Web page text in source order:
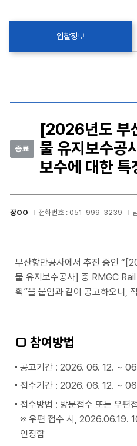
입찰정보
종료
[2026년도 부
물 유지보수
보수에 대한 특
장OO 전화번호 : 051-999-3239
부산항만공사에서 추진 중인
물 유지보수공사] 중 RMGC Rail
획”을 붙임과 같이 공고하오니,
□ 참여방법
공고기간 : 2026. 06. 12. ~
접수기간 : 2026. 06. 12. ~
접수방법 : 방문접수 또는 우편
※ 우편 접수 시, 2026.06.19.
인정함